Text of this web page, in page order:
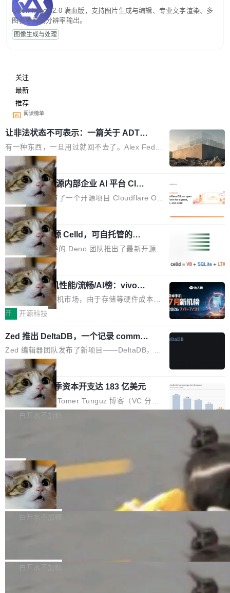
Qwen-Image-2.0 满血版，支持图片生成与编辑、专业文字渲染、多
图参考和高分辨率输出。
图像生成与处理
关注
最新
推荐
阅读榜单
让非法状态不可表示：一篇关于 ADT
的帖子在 Reddit 火了
有一种东西，一旦用过就回不去了。Alex Fedos
eev 管它叫"软件设计的基石"。 他说的东西不新
鲜——代数数据类型（ADT），尤其是和类型
（sum type）。但他说清楚了一件事：这不是类
型系统的学术体操，是日常编码的思维方式。 文
章从一个简单的例子切入。一个网站的深色主题
设置，如果用布尔值 + 可空字段来表示——bool
ean 表示是否可切换，nullable 的默认模式、浅
色方案、深色方案——会产生大量无意义的组
合。方案缺了、配置冲突了、全 null 了。要知道
哪些组合有效，作者说，你得靠"文档、校验、或
者部落知识"。 换个写法。Rust 的 enum，两个
变体：Switchable...
局
Cloudflare 开源内部企业 AI 平台 Clou
dflare OS
Cloudflare 发布了一个开源项目 Cloudflare O
S。如果你只看官方博客，你会觉得这是又一
个"AI 知识库 + 聊天机器人"——每个大厂都在
做，没什么新鲜的。 但 Kenton Varda 在 Twitte
r 上把事情说清楚了： 今天我们发布了 Cloudfla
re OS，一个带连接器的聊天机器人，跟其他所
有科技公司做的一样。只不过，实际上它不一
样。这是 Sandstorm.io 的重制版，我十年前的
那个创业公司。不同的是，这次它构建在 Cloudf
lare Workers 上——我花了九年时间搭建的平台
——并且深度集成了 AI。这基本上是我十年秘密
计划的顶峰。 十年前，Ken...
局
Deno 团队开源 Celld，可自托管的分
布式 Durable Objects
Ryan Dahl 领导的 Deno 团队推出了最新开源项
目 Celld，一个能在自己机器上运行 Cloudflare
Workers 和 Durable Objects 的守护进程。 设
计思路很直接：每个对象是一个独立的 SQLite
数据库，按名称寻址，复制到你自己的 S3 兼容
存储库里。节点之间只通过这个存储库协调——
个小型数据库，应用天然按分片构建，单个数据
库的竞争和爆炸半径问题在设计层面就被消除
了。 闲置的 cell 会休眠到几乎不占资源。当 cel
l 迁移或唤醒时，新宿主从 S3 恢复 SQLite 数据
库继续执行。存储库是持久化的唯一真相...
局
鲁大师7月新机性能/流畅/AI榜：vivo夺
性能、流畅双第一，三星Galaxy Z系列
新折叠缺席
2026年7月的手机市场，由于存储等硬件成本暴
增，手机厂商的日子也不好过啊，新机速度明显
高价的三星折叠（三星Galaxy Z Fold8 Ultra / Z
Fold8 / Z Flip8）外，其余要么是中低端机器，
例如iQOO Z11i、REDMI Note 17、REDMI No
te 17 Pro、OPPO K15，要么是vivo X300 E这
样的次旗舰。 Galaxy Z Fold8 Ultra / Z Fold8 /
Z Flip8三款折叠屏新机均在7月22日发布，且全
部搭载骁龙8 Elite Gen5 for Galaxy，它们本该
开 开源科技
Zed 推出 DeltaDB，一个记录 commit
之间所有操作的版本控制系统
Zed 编辑器团队发布了新项目——DeltaDB，一
个在 git commit 之间记录每一次编辑操作的版
本控制系统。目前处于 Early Access 阶段。 De
ltaDB 的核心思路直接写在 landing page 最显
眼的位置：「Software is made between com
mits」——软件是在 commit 之间写出来的。git
是把这段空隙补上。 回退到任何一次编辑：Delt
aDB 捕获 commit 之间的每一次操作，...
局
SpaceXAI 单季资本开支达 183 亿美元
根据风险投资人Tomer Tunguz 博客（VC 分
析）披露的最新分析与第二季度业绩报告，Spac
微软同期总资本开支的四成。 与亚马逊、Alpha
bet、微软以及 Meta 等传统科技巨头相比，Spa
ceXAI的资金消耗速度尤为引人瞩目。然而，支
撑庞大支出的资金来源却呈现出截然不同的面
貌。数据显示，微软和 Meta 主要依托充沛的经
白开水不加糖
一个在终端里运行的编程 agent；Muse Spark
1.2，驱动这个 agent 的新模型。一句话概括：
你可以用 curl -fsSL https://dev.meta.ai/install.
sh | bash 安装一个能在大项目里自动规划、写
代码、验证结果的 AI 终端工具。 据介绍，Muse
个主 agent 循环，外加一组后台 agent。这些后
局
美团开源 LoHoSearch，用知识图谱校
准 AI 能力认知
机器出题的前提，是让机器拥有全局视野。整个
构建流程可以分为四个环节：建图 → 控制难度
白开水不加糖
库，并将作为transport接入Mooncake TENT。
白开水不加糖